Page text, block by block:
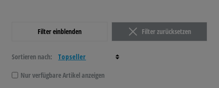
Filter einblenden Filter zurücksetzen
Sortieren nach:
Nur verfügbare Artikel anzeigen